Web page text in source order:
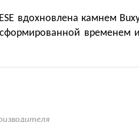
вдохновлена камнем
временем и